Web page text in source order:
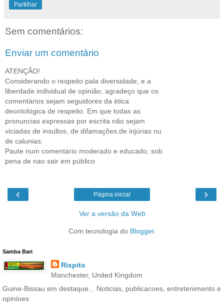
Partilhar
Sem comentários:
Enviar um comentário
ATENÇÃO!
Considerando o respeito pala diversidade, e a
liberdade individual de opinião, agradeço que os
comentários sejam seguidores da ética
deontológica de respeito. Em que todas as
pronuncias expressas por escrita não sejam
viciadas de insultos, de difamações,de injúrias ou
de calunias.
Paute num comentário moderado e educado, sob
pena de nao sair em público
‹ ›
Página inicial
Ver a versão da Web
Com tecnologia do Blogger.
Samba Bari
Rispito
Manchester, United Kingdom
Guine-Bissau em destaque... Noticias, publicacoes, entretenimento e
opinioes